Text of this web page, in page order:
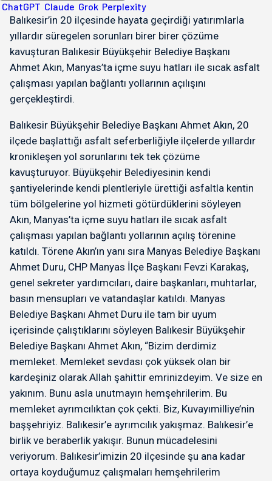
ChatGPT Claude Grok Perplexity
Balıkesir’in 20 ilçesinde hayata geçirdiği yatırımlarla
yıllardır süregelen sorunları birer birer çözüme
kavuşturan Balıkesir Büyükşehir Belediye Başkanı
Ahmet Akın, Manyas’ta içme suyu hatları ile sıcak asfalt
çalışması yapılan bağlantı yollarının açılışını
gerçekleştirdi.
Balıkesir Büyükşehir Belediye Başkanı Ahmet Akın, 20
ilçede başlattığı asfalt seferberliğiyle ilçelerde yıllardır
kronikleşen yol sorunlarını tek tek çözüme
kavuşturuyor. Büyükşehir Belediyesinin kendi
şantiyelerinde kendi plentleriyle ürettiği asfaltla kentin
tüm bölgelerine yol hizmeti götürdüklerini söyleyen
Akın, Manyas’ta içme suyu hatları ile sıcak asfalt
çalışması yapılan bağlantı yollarının açılış törenine
katıldı. Törene Akın’ın yanı sıra Manyas Belediye Başkanı
Ahmet Duru, CHP Manyas İlçe Başkanı Fevzi Karakaş,
genel sekreter yardımcıları, daire başkanları, muhtarlar,
basın mensupları ve vatandaşlar katıldı. Manyas
Belediye Başkanı Ahmet Duru ile tam bir uyum
içerisinde çalıştıklarını söyleyen Balıkesir Büyükşehir
Belediye Başkanı Ahmet Akın, “Bizim derdimiz
memleket. Memleket sevdası çok yüksek olan bir
kardeşiniz olarak Allah şahittir emrinizdeyim. Ve size en
yakınım. Bunu asla unutmayın hemşehrilerim. Bu
memleket ayrımcılıktan çok çekti. Biz, Kuvayımilliye’nin
başşehriyiz. Balıkesir’e ayrımcılık yakışmaz. Balıkesir’e
birlik ve beraberlik yakışır. Bunun mücadelesini
veriyorum. Balıkesir’imizin 20 ilçesinde şu ana kadar
ortaya koyduğumuz çalışmaları hemşehrilerim